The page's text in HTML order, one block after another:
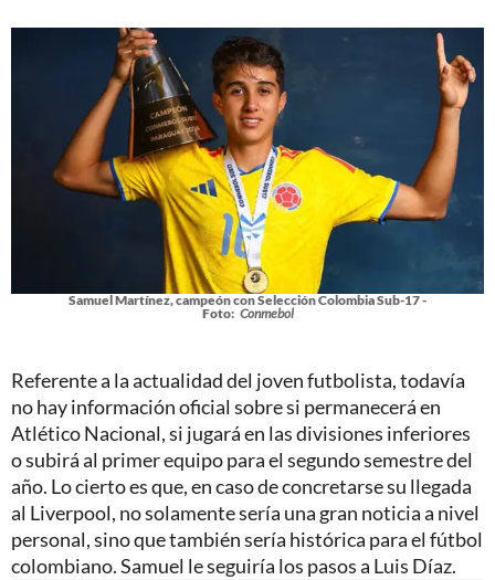
Samuel Martínez, campeón con Selección Colombia Sub-17 -
Foto: Conmebol
Referente a la actualidad del joven futbolista, todavía
no hay información oficial sobre si permanecerá en
Atlético Nacional, si jugará en las divisiones inferiores
o subirá al primer equipo para el segundo semestre del
año. Lo cierto es que, en caso de concretarse su llegada
al Liverpool, no solamente sería una gran noticia a nivel
personal, sino que también sería histórica para el fútbol
colombiano. Samuel le seguiría los pasos a Luis Díaz.